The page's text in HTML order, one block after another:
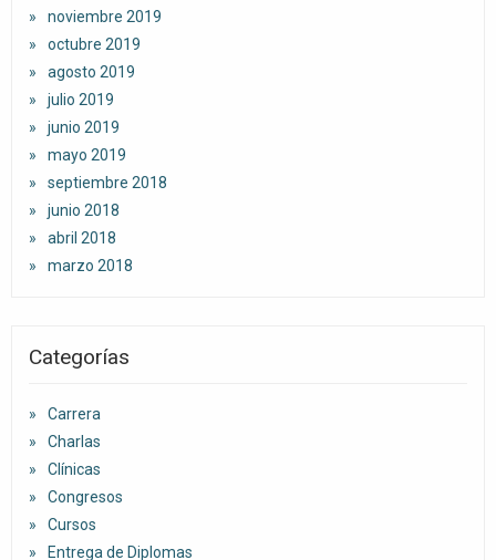
noviembre 2019
octubre 2019
agosto 2019
julio 2019
junio 2019
mayo 2019
septiembre 2018
junio 2018
abril 2018
marzo 2018
Categorías
Carrera
Charlas
Clínicas
Congresos
Cursos
Entrega de Diplomas